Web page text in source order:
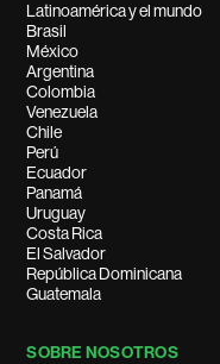
Latinoamérica y el mundo
Brasil
México
Argentina
Colombia
Venezuela
Chile
Perú
Ecuador
Panamá
Uruguay
Costa Rica
El Salvador
República Dominicana
Guatemala
SOBRE NOSOTROS